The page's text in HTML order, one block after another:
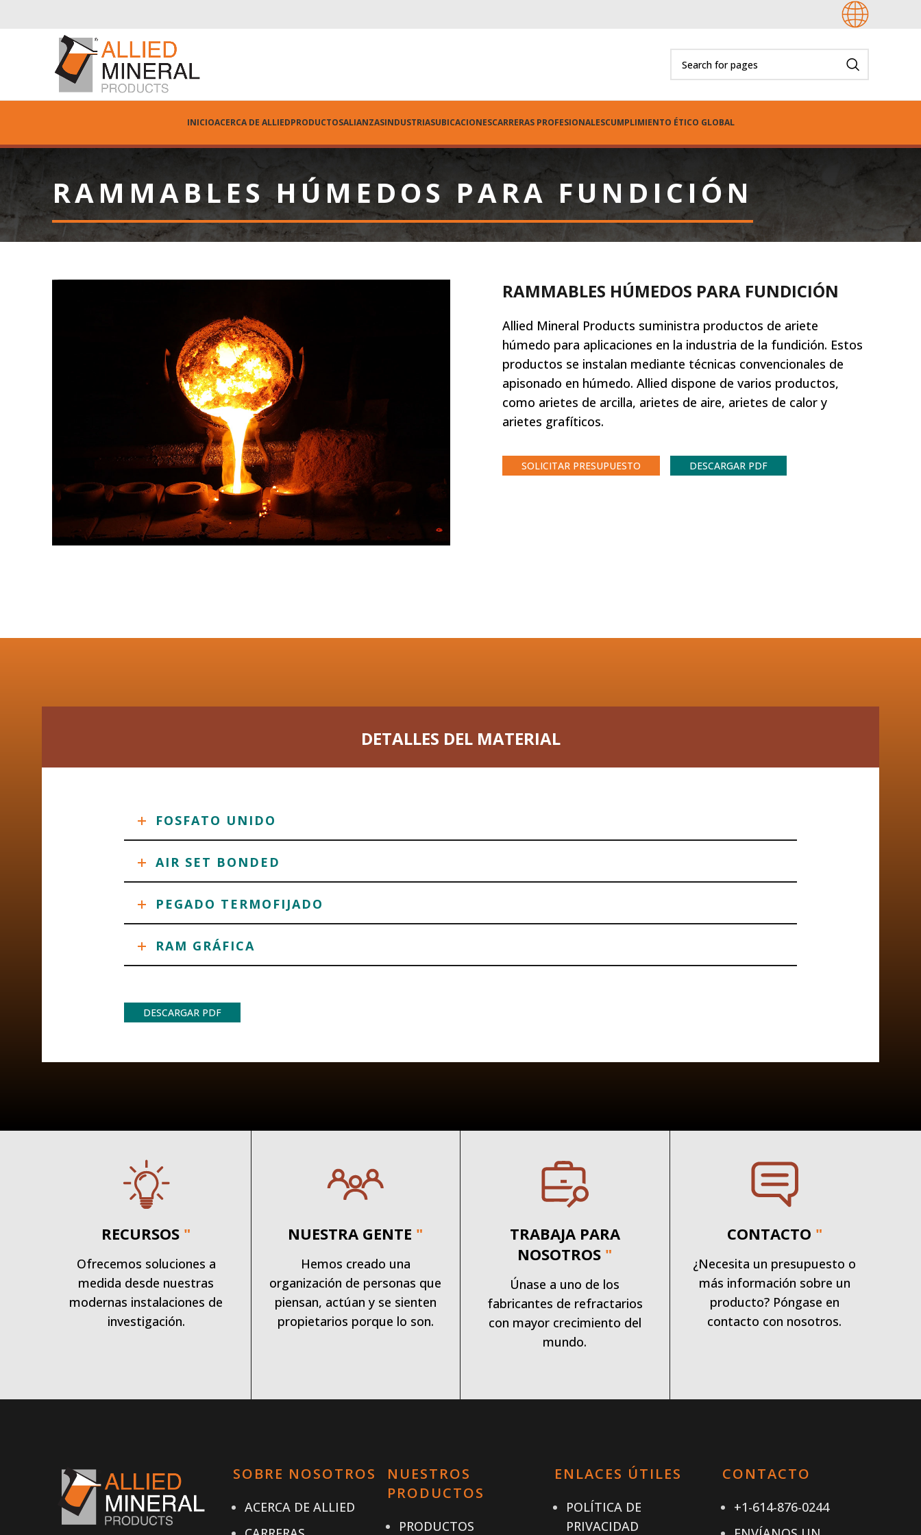
INICIOACERCA DE ALLIEDPRODUCTOSALIANZASINDUSTRIASUBICACIONESCARRERAS PROFESIONALESCUMPLIMIENTO ÉTICO GLOBAL
RAMMABLES HÚMEDOS PARA FUNDICIÓN
RAMMABLES HÚMEDOS PARA FUNDICIÓN
Allied Mineral Products suministra productos de ariete
húmedo para aplicaciones en la industria de la fundición. Estos
productos se instalan mediante técnicas convencionales de
apisonado en húmedo. Allied dispone de varios productos,
como arietes de arcilla, arietes de aire, arietes de calor y
arietes grafíticos.
SOLICITAR PRESUPUESTO DESCARGAR PDF
DETALLES DEL MATERIAL
FOSFATO UNIDO
AIR SET BONDED
PEGADO TERMOFIJADO
RAM GRÁFICA
DESCARGAR PDF
RECURSOS "
Ofrecemos soluciones a
medida desde nuestras
modernas instalaciones de
investigación.
NUESTRA GENTE "
Hemos creado una
organización de personas que
piensan, actúan y se sienten
propietarios porque lo son.
TRABAJA PARA
NOSOTROS "
Únase a uno de los
fabricantes de refractarios
con mayor crecimiento del
mundo.
CONTACTO "
¿Necesita un presupuesto o
más información sobre un
producto? Póngase en
contacto con nosotros.
SOBRE NOSOTROS
ACERCA DE ALLIED
NUESTROS
PRODUCTOS
PRODUCTOS
ENLACES ÚTILES
POLÍTICA DE
PRIVACIDAD
CONTACTO
+1-614-876-0244